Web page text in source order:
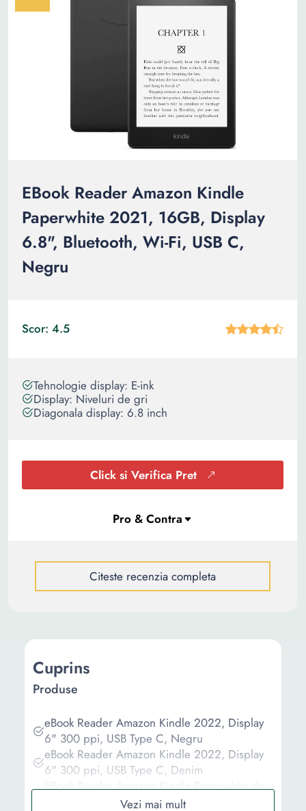
EBook Reader Amazon Kindle
Paperwhite 2021, 16GB, Display
6.8", Bluetooth, Wi-Fi, USB C,
Negru
Scor: 4.5
Tehnologie display: E-ink
Display: Niveluri de gri
Diagonala display: 6.8 inch
Click si Verifica Pret
Citeste recenzia completa
Cuprins
Produse
eBook Reader Amazon Kindle 2022, Display
6" 300 ppi, USB Type C, Negru
eBook Reader Amazon Kindle 2022, Display
6" 300 ppi, USB Type C, Denim
EBook Reader Amazon Kindle Paperwhite de
32 GB, generatia a 11-a, 6,8 inch, 300 ppi,